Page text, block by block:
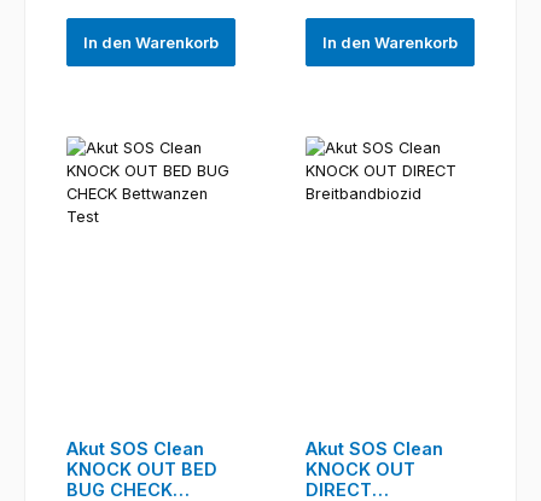
In den Warenkorb In den Warenkorb
Akut SOS Clean
KNOCK OUT BED
BUG CHECK
Akut SOS Clean
KNOCK OUT
DIRECT